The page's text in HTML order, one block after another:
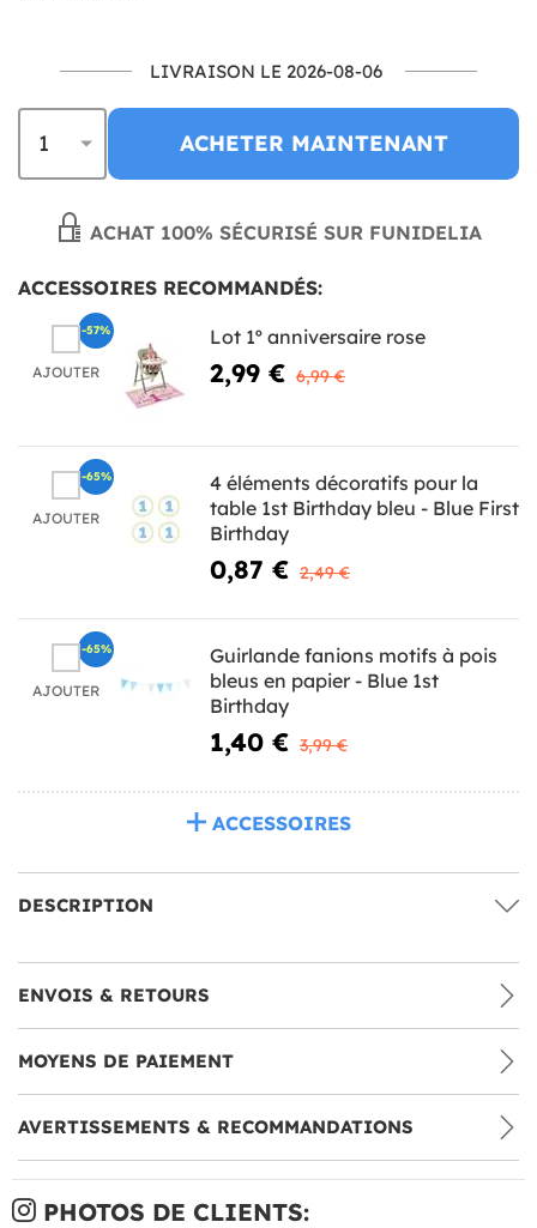
LIVRAISON LE 2026-08-06
ACHETER MAINTENANT
ACHAT 100% SÉCURISÉ SUR FUNIDELIA
ACCESSOIRES RECOMMANDÉS:
AJOUTER
Lot 1º anniversaire rose
2,99 € 6,99 €
-57%
AJOUTER
4 éléments décoratifs pour la
table 1st Birthday bleu - Blue First
Birthday
0,87 € 2,49 €
-65%
AJOUTER
Guirlande fanions motifs à pois
bleus en papier - Blue 1st
Birthday
1,40 € 3,99 €
-65%
ACCESSOIRES
DESCRIPTION
ENVOIS & RETOURS
MOYENS DE PAIEMENT
AVERTISSEMENTS & RECOMMANDATIONS
PHOTOS DE CLIENTS: